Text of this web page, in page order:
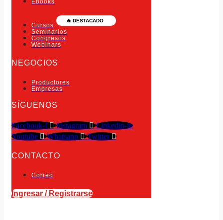
Ebooks
🔥 DESTACADO
Cursos
Seminarios
Congresos
Webinars
NEGOCIOS
Productores
Empresas
SÍGUENOS
Facebook-f Instagram
Linkedin-in
Youtube
Whatsapp Twitter
CONTACTO
Correo
Ingresar / Registrarse